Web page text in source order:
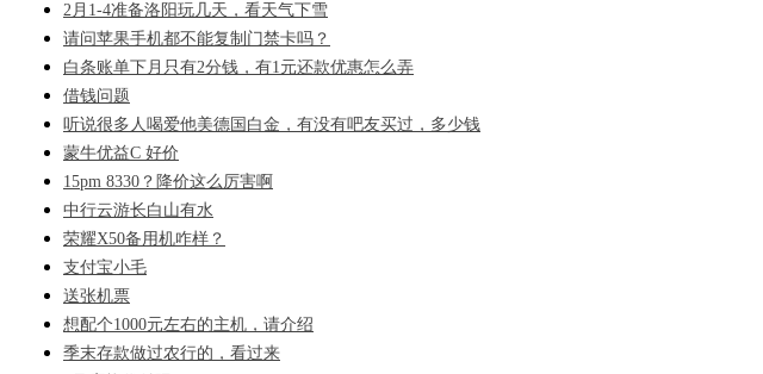
2月1-4准备洛阳玩几天，看天气下雪
请问苹果手机都不能复制门禁卡吗？
白条账单下月只有2分钱，有1元还款优惠怎么弄
借钱问题
听说很多人喝爱他美德国白金，有没有吧友买过，多少钱
蒙牛优益C 好价
15pm 8330？降价这么厉害啊
中行云游长白山有水
荣耀X50备用机咋样？
支付宝小毛
送张机票
想配个1000元左右的主机，请介绍
季末存款做过农行的，看过来